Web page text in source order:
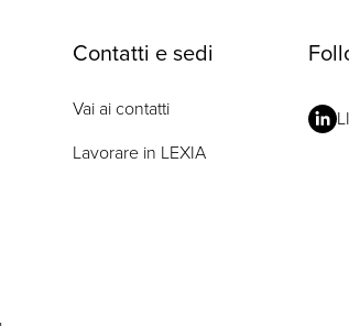
Contatti e sedi
Vai ai contatti
Lavorare in LEXIA